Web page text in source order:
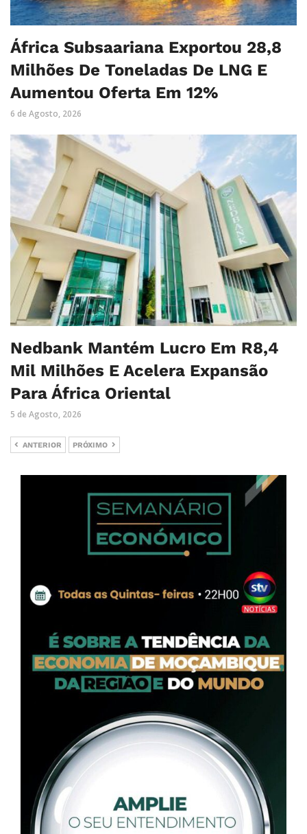
África Subsaariana Exportou 28,8
Milhões De Toneladas De LNG E
Aumentou Oferta Em 12%
6 de Agosto, 2026
Nedbank Mantém Lucro Em R8,4
Mil Milhões E Acelera Expansão
Para África Oriental
5 de Agosto, 2026
ANTERIOR PRÓXIMO